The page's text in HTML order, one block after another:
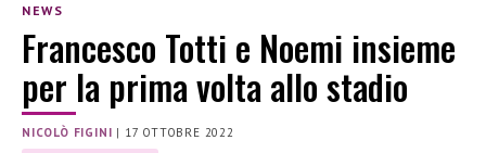
NEWS
Francesco Totti e Noemi insieme
per la prima volta allo stadio
NICOLÒ FIGINI | 17 OTTOBRE 2022